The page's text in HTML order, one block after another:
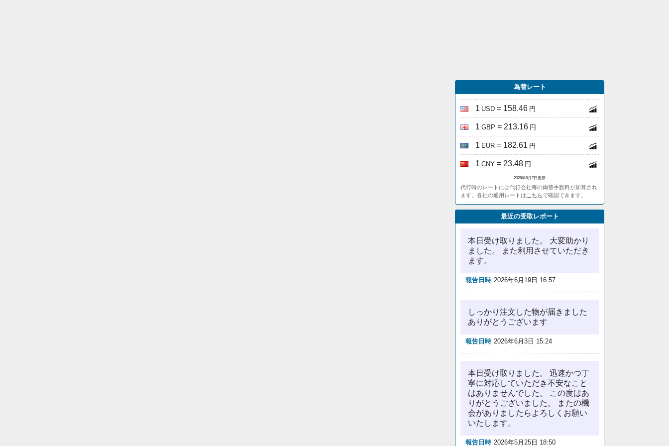
為替レート
1 USD = 158.46 円
1 GBP = 213.16 円
1 EUR = 182.61 円
1 CNY = 23.48 円
2026年8月7日更新
代行時のレートには代行会社毎の両替手数料が加算され
ます。各社の適用レートは こちらで確認できます。
最近の受取レポート
本日受け取りました。 大変助かり
ました。 また利用させていただき
ます。
報告日時 2026年6月19日 16:57
しっかり注文した物が届きました
ありがとうございます
報告日時 2026年6月3日 15:24
本日受け取りました。 迅速かつ丁
寧に対応していただき不安なこと
はありませんでした。 この度はあ
りがとうございました。 またの機
会がありましたらよろしくお願い
いたします。
報告日時 2026年5月25日 18:50